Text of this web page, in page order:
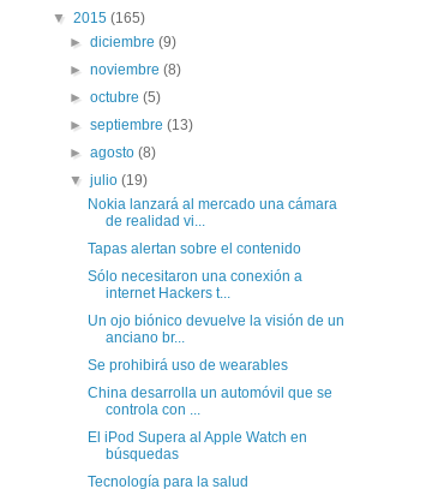
▼ 2015 (165)
►diciembre(9)
►noviembre(8)
►octubre(5)
►septiembre(13)
►agosto(8)
▼julio(19)
Nokia lanzará al mercado una cámara
de realidad vi...
Tapas alertan sobre el contenido
Sólo necesitaron una conexión a
internet Hackers t...
Un ojo biónico devuelve la visión de un
anciano br...
Se prohibirá uso de wearables
China desarrolla un automóvil que se
controla con ...
El iPod Supera al Apple Watch en
búsquedas
Tecnología para la salud